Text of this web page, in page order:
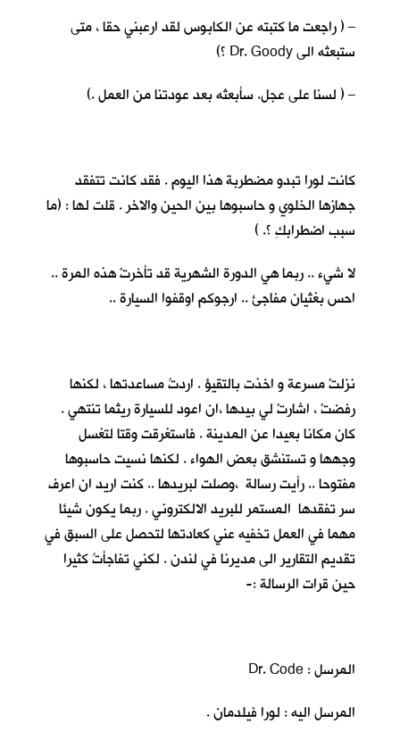
– ( راجعت ما كتبته عن الكابوس لقد ارعبني حقا ، متى
ستبعثه الى Dr. Goody ؟)
– ( لسنا على عجل. سأبعثه بعد عودتنا من العمل .)
كانت لورا تبدو مضطربة هذا اليوم . فقد كانت تتفقد
جهازها الخلوي و حاسبوها بين الحين والاخر . قلت لها : (ما
سبب اضطرابكِ ؟. )
لا شيء .. ربما هي الدورة الشهرية قد تأخرتْ هذه المرة ..
احس بغثيان مفاجئ .. ارجوكم اوقفوا السيارة ..
نزلتْ مسرعة و اخذت بالتقيؤ . اردتُ مساعدتها ، لكنها
رفضتْ ، اشارتْ لي بيدها ،ان اعود للسيارة ريثما تنتهي .
كان مكانا بعيدا عن المدينة . فاستغرقت وقتا لتغسل
وجهها و تستنشق بعض الهواء . لكنها نسيت حاسبوها
مفتوحا .. رأيت رسالة ،وصلت لبريدها .. كنت اريد ان اعرف
سر تفقدها المستمر للبريد الالكتروني . ربما يكون شيئا
مهما في العمل تخفيه عني كعادتها لتحصل على السبق في
تقديم التقارير الى مديرنا في لندن . لكني تفاجأتُ كثيرا
حين قرات الرسالة :-
المرسل : Dr. Code
المرسل اليه : لورا فيلدمان .